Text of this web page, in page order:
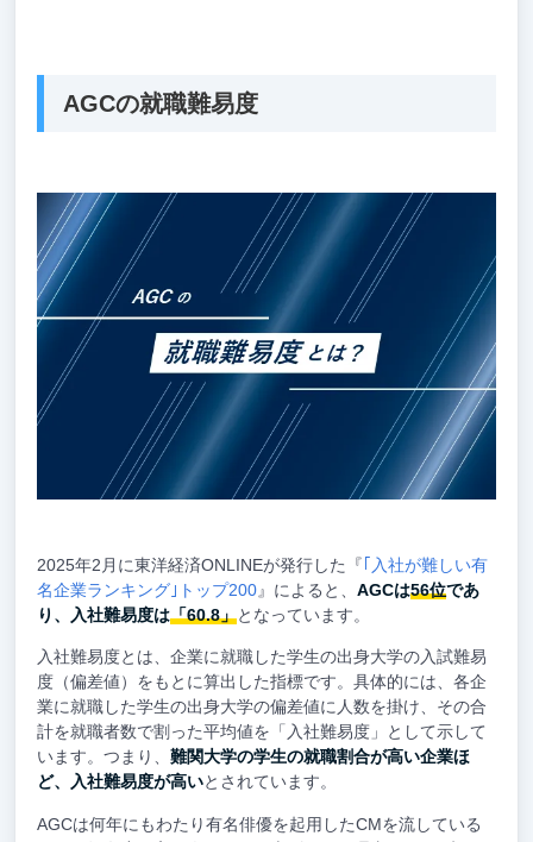
AGCの就職難易度
2025年2月に東洋経済ONLINEが発行した『 ｢入社が難しい有
名企業ランキング｣トップ200』によると、 AGCは56位であ
り、入社難易度は「60.8」となっています。
入社難易度とは、企業に就職した学生の出身大学の入試難易
度（偏差値）をもとに算出した指標です。具体的には、各企
業に就職した学生の出身大学の偏差値に人数を掛け、その合
計を就職者数で割った平均値を「入社難易度」として示して
います。つまり、 難関大学の学生の就職割合が高い企業ほ
ど、入社難易度が高いとされています。
AGCは何年にもわたり有名俳優を起用したCMを流している